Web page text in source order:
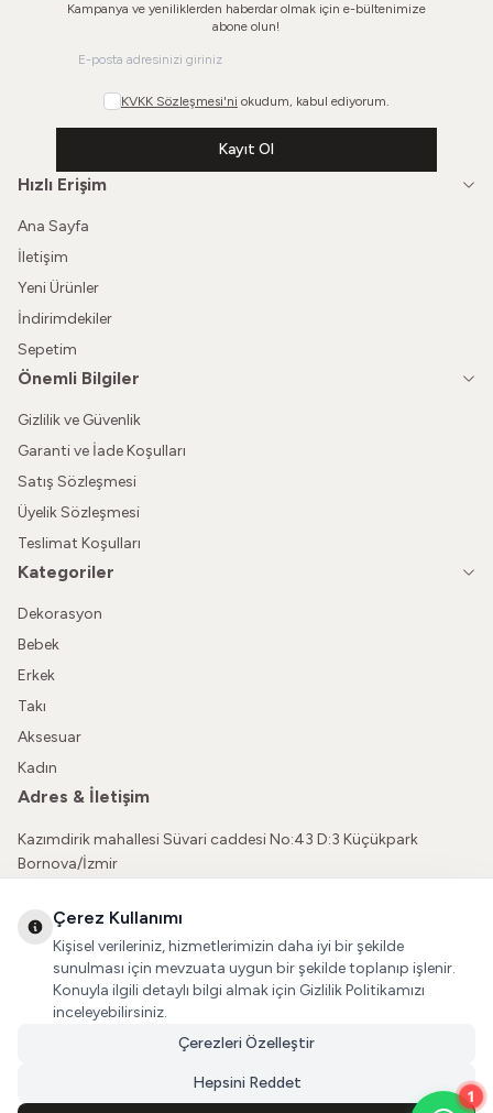
1
Kampanya ve yeniliklerden haberdar olmak için e-bültenimize
abone olun!
KVKK Sözleşmesi'ni okudum, kabul ediyorum.
Kayıt Ol
Hızlı Erişim
Ana Sayfa
İletişim
Yeni Ürünler
İndirimdekiler
Sepetim
Önemli Bilgiler
Gizlilik ve Güvenlik
Garanti ve İade Koşulları
Satış Sözleşmesi
Üyelik Sözleşmesi
Teslimat Koşulları
Kategoriler
Dekorasyon
Bebek
Erkek
Takı
Aksesuar
Kadın
Adres & İletişim
Kazımdirik mahallesi Süvari caddesi No:43 D:3 Küçükpark
Bornova/İzmir
vatkaliguve@gmail.com
Sosyal Medya
İnstagram
Çerez Kullanımı
Kişisel verileriniz, hizmetlerimizin daha iyi bir şekilde
sunulması için mevzuata uygun bir şekilde toplanıp işlenir.
Konuyla ilgili detaylı bilgi almak için Gizlilik Politikamızı
inceleyebilirsiniz.
Çerezleri Özelleştir
Hepsini Reddet